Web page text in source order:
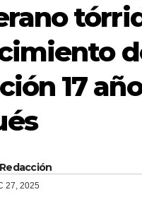
17
Redacción
27, 2025